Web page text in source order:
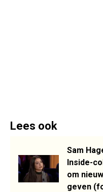
Lees ook
Sam
Inside-
om
geven